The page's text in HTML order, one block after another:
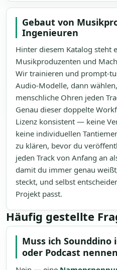
Gebaut von
Ingenieuren
Hinter diesem Katalog steht
Musikproduzenten und
Wir trainieren und prompt-
Audio-Modelle, dann
menschliche Ohren jeden
Genau dieser doppelte
Lizenz konsistent — keine
keine individuellen
zu klären, bevor du
jeden Track von Anfang an
damit du immer genau
steckt, und selbst
Projekt passt.
Häufig gestellte
Muss ich Sounddino
oder Podcast